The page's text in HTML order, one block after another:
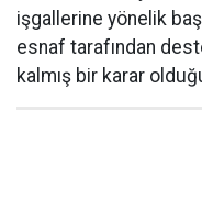
işgallerine yönelik
esnaf tarafından
kalmış bir karar